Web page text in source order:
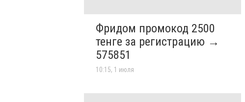
Фридом промокод 2500
тенге за регистрацию →
575851
10:15, 1 июля